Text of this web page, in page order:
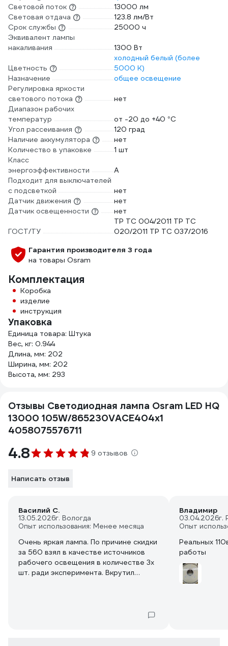
Световой поток
13000 лм
Световая отдача
123.8 лм/Вт
Срок службы
25000 ч
Эквивалент лампы
накаливания
1300 Вт
Цветность
холодный белый (более
5000 К)
Назначение
общее освещение
Регулировка яркости
светового потока
нет
Диапазон рабочих
температур
от -20 до +40 °С
Угол рассеивания
120 град
Наличие аккумулятора
нет
Количество в упаковке
1 шт
Класс
энергоэффективности
A
Подходит для выключателей
с подсветкой
нет
Датчик движения
нет
Датчик освещенности
нет
ГОСТ/ТУ
TP TC 004/2011 TP TC
020/2011 TP TC 037/2016
Гарантия производителя 3 года
на товары Osram
Комплектация
Коробка
изделие
инструкция
Упаковка
Единица товара: Штука
Вес, кг: 0.944
Длина, мм: 202
Ширина, мм: 202
Высота, мм: 293
Отзывы Светодиодная лампа Osram LED HQ
13000 105W/865230VACE404x1
4058075576711
4.8 9 отзывов
Написать отзыв
Василий С.
13.05.2026г. Вологда
Опыт использования: Менее месяца
Очень яркая лампа. По причине скидки
за 560 взял в качестве источников
рабочего освещения в количестве 3х
шт. ради эксперимента. Вкрутил
Владимир
03.04.2026г.
Опыт
Реальных
работы